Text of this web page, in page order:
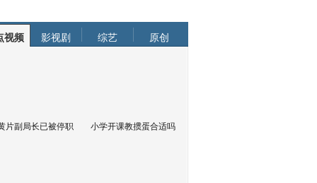
视频 影视剧 综艺 原创
片副局长已被停职 小学开课教掼蛋合适吗